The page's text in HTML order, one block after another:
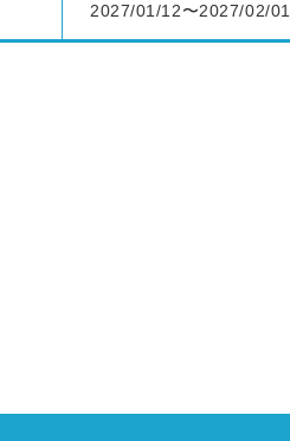
2027/01/12〜2027/02/01